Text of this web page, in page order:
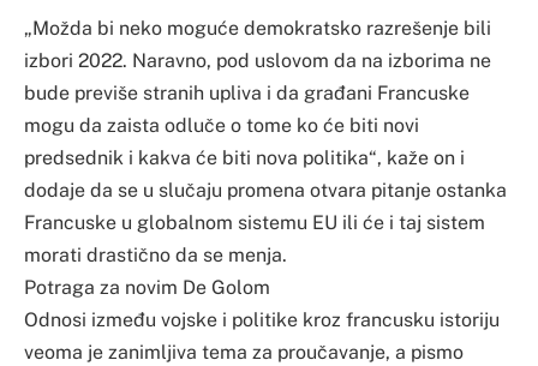
„Možda bi neko moguće demokratsko razrešenje bili
izbori 2022. Naravno, pod uslovom da na izborima ne
bude previše stranih upliva i da građani Francuske
mogu da zaista odluče o tome ko će biti novi
predsednik i kakva će biti nova politika“, kaže on i
dodaje da se u slučaju promena otvara pitanje ostanka
Francuske u globalnom sistemu EU ili će i taj sistem
morati drastično da se menja.
Potraga za novim De Golom
Odnosi između vojske i politike kroz francusku istoriju
veoma je zanimljiva tema za proučavanje, a pismo